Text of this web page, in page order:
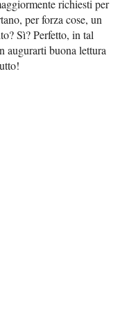
richiesti per
per forza cose, un
Sì? Perfetto, in tal
augurarti buona lettura